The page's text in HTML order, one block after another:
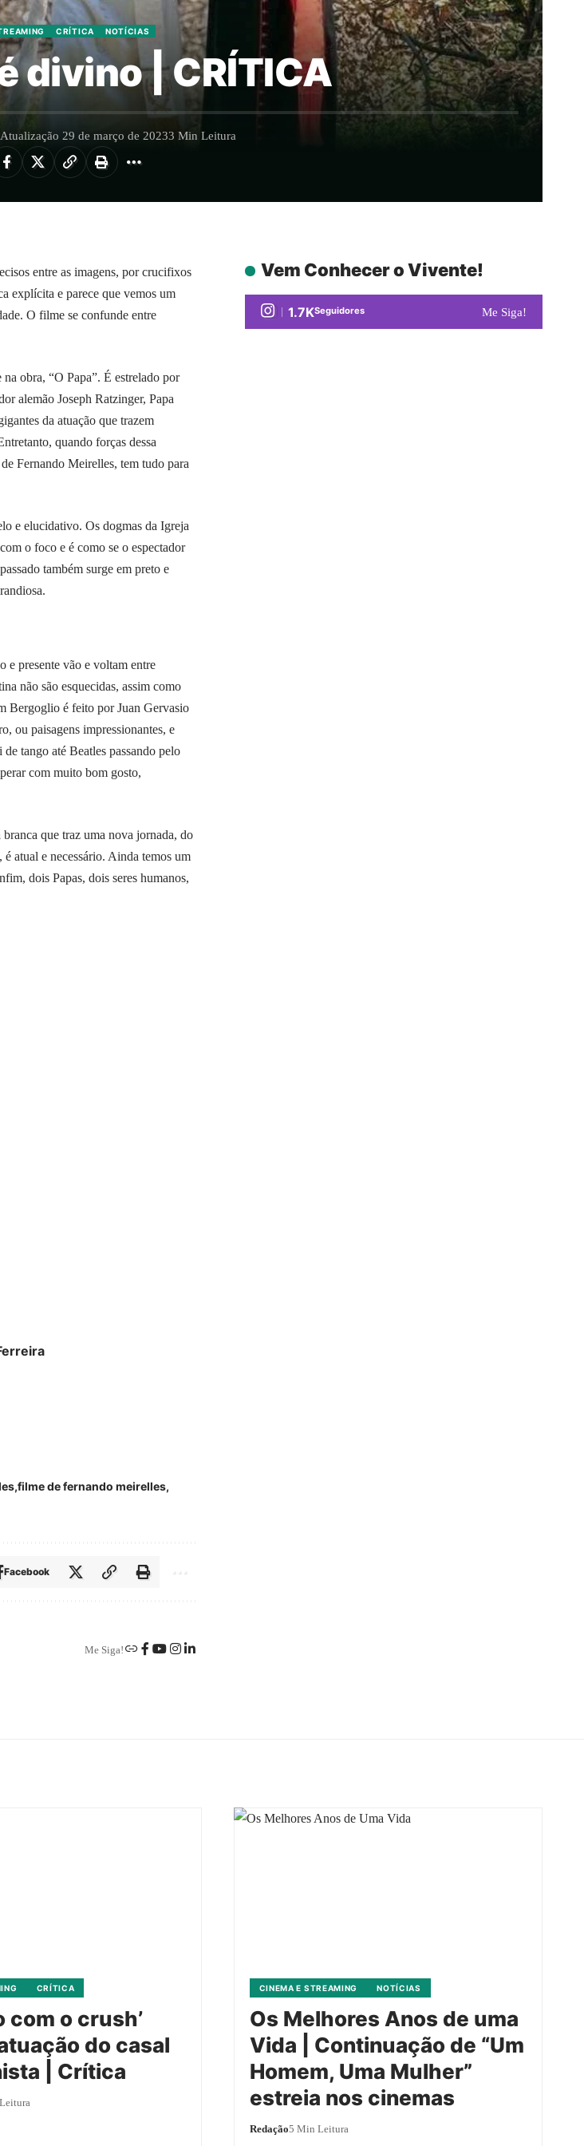
CRÍTICA NOTÍCIAS
divino | CRÍTICA
29 de março de 20233 Min Leitura
entre as imagens, por crucifixos
explícita e parece que vemos um
O filme se confunde entre
obra, “O Papa”. É estrelado por
alemão Joseph Ratzinger, Papa
da atuação que trazem
quando forças dessa
Fernando Meirelles, tem tudo para
e elucidativo. Os dogmas da Igreja
o foco e é como se o espectador
também surge em preto e
e presente vão e voltam entre
não são esquecidas, assim como
Bergoglio é feito por Juan Gervasio
ou paisagens impressionantes, e
tango até Beatles passando pelo
com muito bom gosto,
que traz uma nova jornada, do
atual e necessário. Ainda temos um
dois Papas, dois seres humanos,
filme de fernando meirelles
Facebook
Me Siga!
Vem Conhecer o Vivente!
1.7KSeguidores Me Siga!
CRÍTICA
com o crush’
do casal
| Crítica
CINEMA E STREAMING NOTÍCIAS
Os Melhores Anos de uma
Vida | Continuação de “Um
Homem, Uma Mulher”
estreia nos cinemas
Redação5 Min Leitura